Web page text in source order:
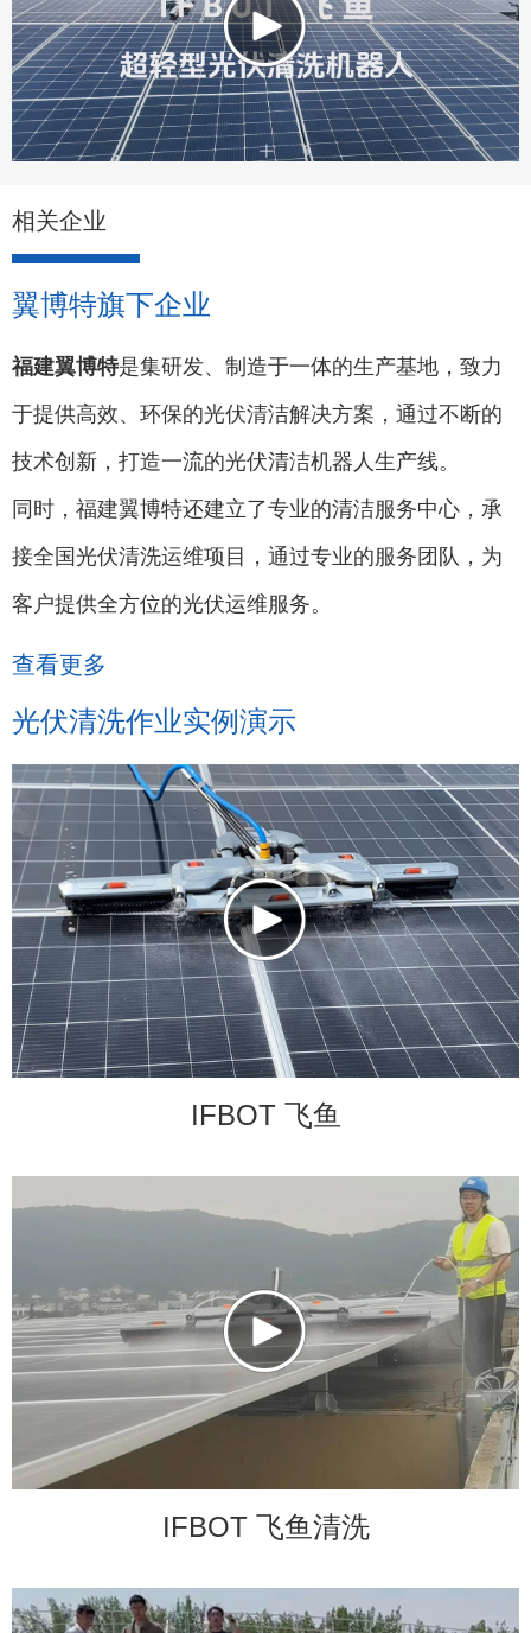
相关企业
翼博特旗下企业
福建翼博特是集研发、制造于一体的生产基地，致力
于提供高效、环保的光伏清洁解决方案，通过不断的
技术创新，打造一流的光伏清洁机器人生产线。
同时，福建翼博特还建立了专业的清洁服务中心，承
接全国光伏清洗运维项目，通过专业的服务团队，为
客户提供全方位的光伏运维服务。
查看更多
光伏清洗作业实例演示
IFBOT 飞鱼
IFBOT 飞鱼清洗